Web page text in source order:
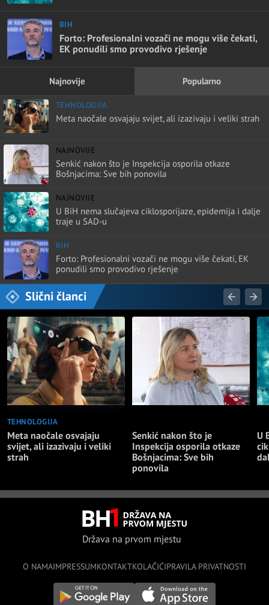
BIH
Forto: Profesionalni vozači ne mogu više čekati,
EK ponudili smo provodivo rješenje
Najnovije Popularno
TEHNOLOGIJA
Meta naočale osvajaju svijet, ali izazivaju i veliki strah
NAJNOVIJE
Senkić nakon što je Inspekcija osporila otkaze
Bošnjacima: Sve bih ponovila
NAJNOVIJE
U BiH nema slučajeva ciklosporijaze, epidemija i dalje
traje u SAD-u
BIH
Forto: Profesionalni vozači ne mogu više čekati, EK
ponudili smo provodivo rješenje
Slični članci
TEHNOLOGIJA
Meta naočale osvajaju
svijet, ali izazivaju i veliki
strah
Senkić nakon što je
Inspekcija osporila otkaze
Bošnjacima: Sve bih
ponovila
U
Država na prvom mjestu
O NAMAIMPRESSUMKONTAKTKOLAČIĆIPRAVILA PRIVATNOSTI